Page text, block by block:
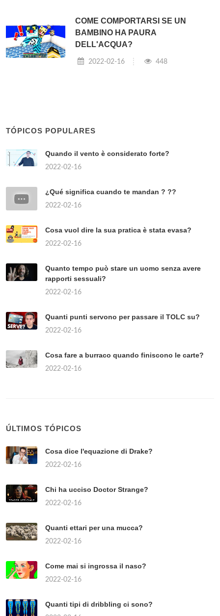
COME COMPORTARSI SE UN
BAMBINO HA PAURA
DELL'ACQUA?
2022-02-16 448
TÓPICOS POPULARES
Quando il vento è considerato forte?
2022-02-16
¿Qué significa cuando te mandan ? ??
2022-02-16
Cosa vuol dire la sua pratica è stata evasa?
2022-02-16
Quanto tempo può stare un uomo senza avere
rapporti sessuali?
2022-02-16
Quanti punti servono per passare il TOLC su?
2022-02-16
Cosa fare a burraco quando finiscono le carte?
2022-02-16
ÚLTIMOS TÓPICOS
Cosa dice l'equazione di Drake?
2022-02-16
Chi ha ucciso Doctor Strange?
2022-02-16
Quanti ettari per una mucca?
2022-02-16
Come mai si ingrossa il naso?
2022-02-16
Quanti tipi di dribbling ci sono?